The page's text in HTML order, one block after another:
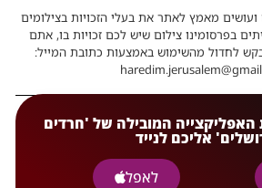
ועושים מאמץ לאתר את בעלי הזכויות בצילומים
בפרסומינו צילום שיש לכם זכויות בו, אתם
לחדול מהשימוש באמצעות כתובת המייל:
האפליקצייה המובילה של 'חרדים
אליכם לנייד
לאפל